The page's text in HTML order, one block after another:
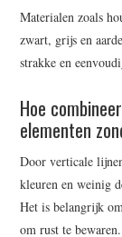
Materialen zoals
zwart, grijs en
strakke en
Hoe
elementen
Door verticale
kleuren en weinig
Het is belangrijk
om rust te bewaren.